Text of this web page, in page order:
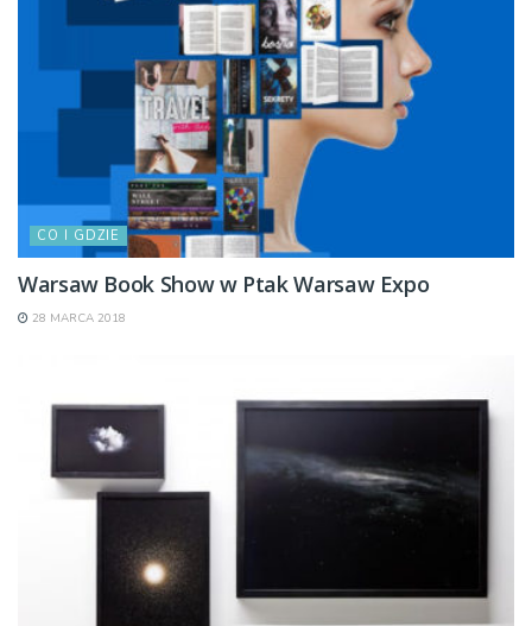
CO I GDZIE
Warsaw Book Show w Ptak Warsaw Expo
28 MARCA 2018